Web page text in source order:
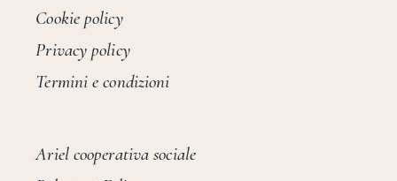
Cookie policy
Privacy policy
Termini e condizioni
Ariel cooperativa sociale